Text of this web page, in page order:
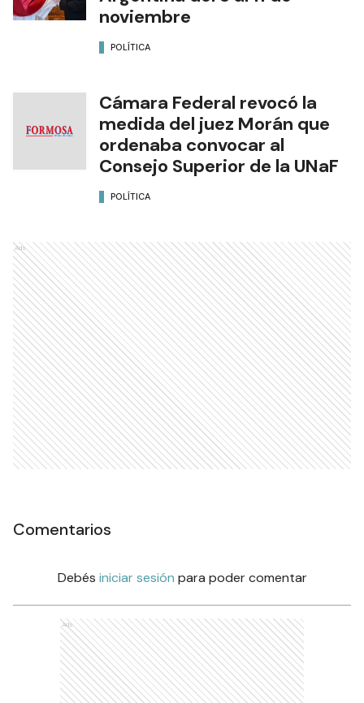
noviembre
POLÍTICA
Cámara Federal revocó la
medida del juez Morán que
ordenaba convocar al
Consejo Superior de la UNaF
POLÍTICA
Ads
Comentarios
Debés iniciar sesión para poder comentar
Ads